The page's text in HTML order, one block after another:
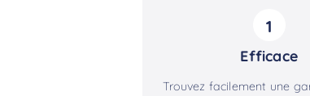
1
Efficace
Trouvez facilement une